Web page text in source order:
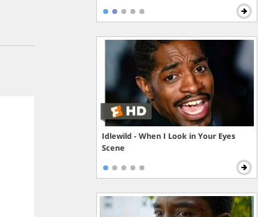
Idlewild - When I Look in Your Eyes
Scene